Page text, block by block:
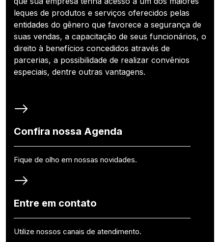
leques de produtos e serviços oferecidos pelas
entidades do gênero que favorece a segurança de
suas vendas, a capacitação de seus funcionários, o
direito à benefícios concedidos através de
parcerias, a possibilidade de realizar convênios
especiais, dentre outras vantagens.
Confira nossa Agenda
Fique de olho em nossas novidades.
Entre em contato
Utilize nossos canais de atendimento.